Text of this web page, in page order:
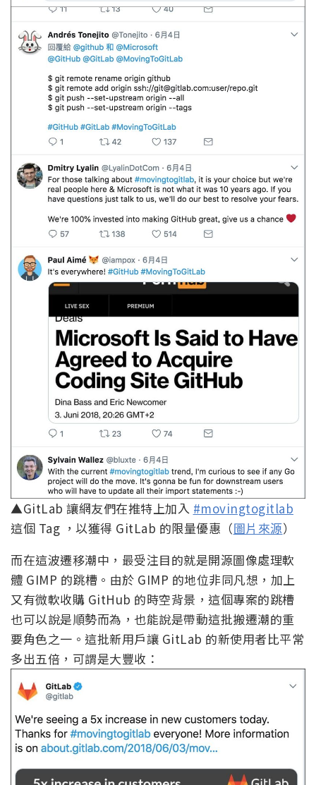
▲GitLab 讓網友們在推特上加入 #movingtogitlab
這個 Tag ，以獲得 GitLab 的限量優惠（圖片來源）
而在這波遷移潮中，最受注目的就是開源圖像處理軟
體 GIMP 的跳槽。由於 GIMP 的地位非同凡想，加上
又有微軟收購 GitHub 的時空背景，這個專案的跳槽
也可以說是順勢而為，也能說是帶動這批搬遷潮的重
要角色之一。這批新用戶讓 GitLab 的新使用者比平常
多出五倍，可謂是大豐收：